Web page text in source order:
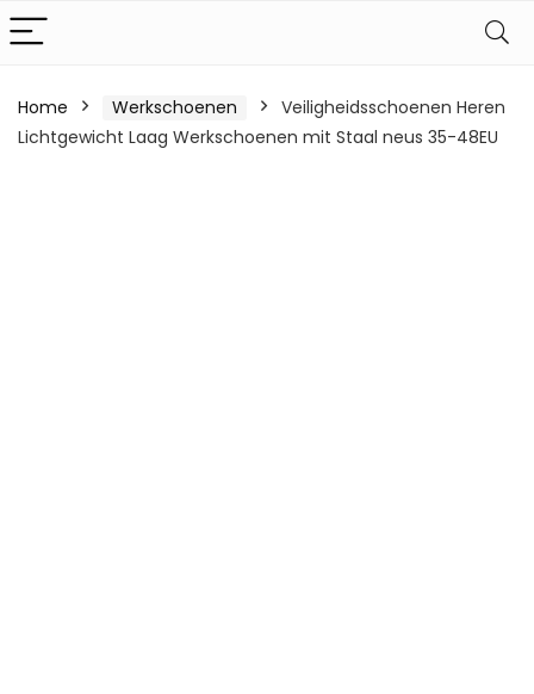
Home Werkschoenen
Veiligheidsschoenen Heren
Lichtgewicht Laag Werkschoenen mit Staal neus 35-48EU